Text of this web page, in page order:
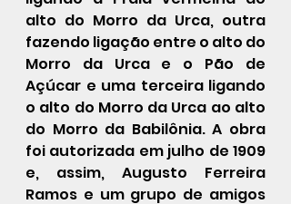
alto do Morro da Urca, outra
fazendo ligação entre o alto do
Morro da Urca e o Pão de
Açúcar e uma terceira ligando
o alto do Morro da Urca ao alto
do Morro da Babilônia. A obra
foi autorizada em julho de 1909
e, assim, Augusto Ferreira
Ramos e um grupo de amigos